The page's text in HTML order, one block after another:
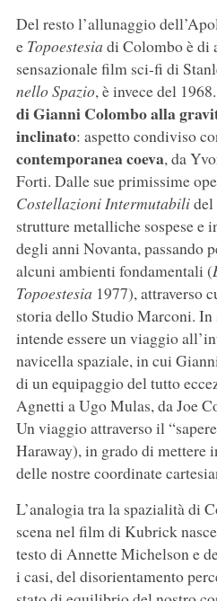
Del resto l’allunaggio
e Topoestesia di Colombo è di
sensazionale film sci-fi di
nello Spazio, è invece del
di Gianni Colombo alla
inclinato: aspetto condiviso
contemporanea coeva, da
Forti. Dalle sue primissime
Costellazioni Intermutabilidel
strutture metalliche sospese e
degli anni Novanta, passando
alcuni ambienti fondamentali (
Topoestesia 1977), attraverso
storia dello Studio Marconi. In
intende essere un viaggio
navicella spaziale, in cui
di un equipaggio del tutto
Agnetti a Ugo Mulas, da Joe
Un viaggio attraverso il
Haraway), in grado di mettere
delle nostre coordinate
L’analogia tra la spazialità di
scena nel film di Kubrick
testo di Annette Michelson e
i casi, del disorientamento